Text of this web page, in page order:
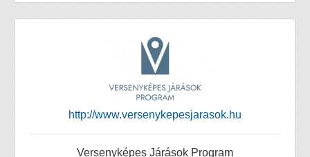
http://www.versenykepesjarasok.hu
Versenyképes Járások Program